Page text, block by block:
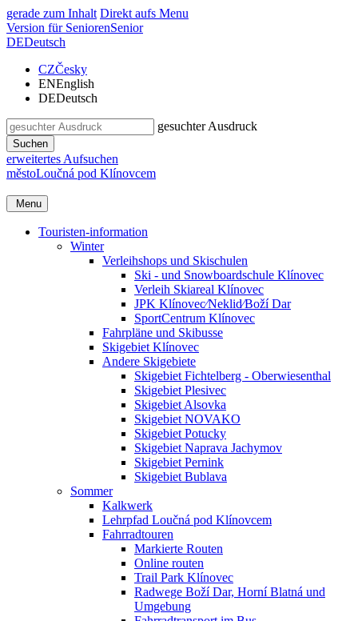
gerade zum Inhalt Direkt aufs Menu
Version für SeniorenSenior
DEDeutsch
CZČesky
ENEnglish
DEDeutsch
gesuchter Ausdruck
Suchen
erweitertes Aufsuchen
městoLoučná pod Klínovcem
Menu
Touristen-information
Winter
Verleihshops und Skischulen
Ski - und Snowboardschule Klínovec
Verleih Skiareal Klínovec
JPK Klínovec⁄Neklid⁄Boží Dar
SportCentrum Klínovec
Fahrpläne und Skibusse
Skigebiet Klínovec
Andere Skigebiete
Skigebiet Fichtelberg - Oberwiesenthal
Skigebiet Plesivec
Skigebiet Alsovka
Skigebiet NOVAKO
Skigebiet Potucky
Skigebiet Naprava Jachymov
Skigebiet Pernink
Skigebiet Bublava
Sommer
Kalkwerk
Lehrpfad Loučná pod Klínovcem
Fahrradtouren
Markierte Routen
Online routen
Trail Park Klínovec
Radwege Boží Dar, Horní Blatná und
Umgebung